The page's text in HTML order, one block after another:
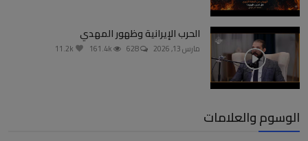
الحرب الإيرانية وظهور المهدي
مارس 13, 2026
الوسوم والعلامات